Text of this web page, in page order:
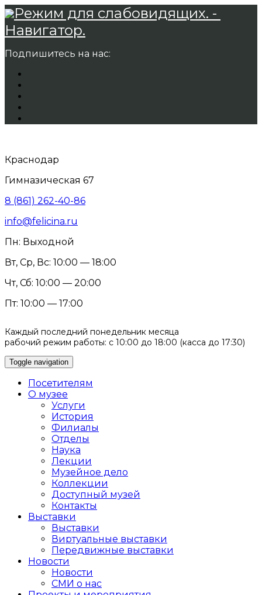
Режим для слабовидящих. -
Навигатор.
Подпишитесь на нас:
Краснодар
Гимназическая 67
8 (861) 262-40-86
info@felicina.ru
Пн: Выходной
Вт, Ср, Вс: 10:00 — 18:00
Чт, Сб: 10:00 — 20:00
Пт: 10:00 — 17:00
Каждый последний понедельник месяца
рабочий режим работы: с 10:00 до 18:00 (касса до 17:30)
Toggle navigation
Посетителям
О музее
Услуги
История
Филиалы
Отделы
Наука
Лекции
Музейное дело
Коллекции
Доступный музей
Контакты
Выставки
Выставки
Виртуальные выставки
Передвижные выставки
Новости
Новости
СМИ о нас